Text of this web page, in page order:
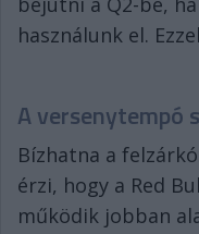
használunk el.
A versenytempó
Bízhatna a
érzi, hogy a Red
működik jobban